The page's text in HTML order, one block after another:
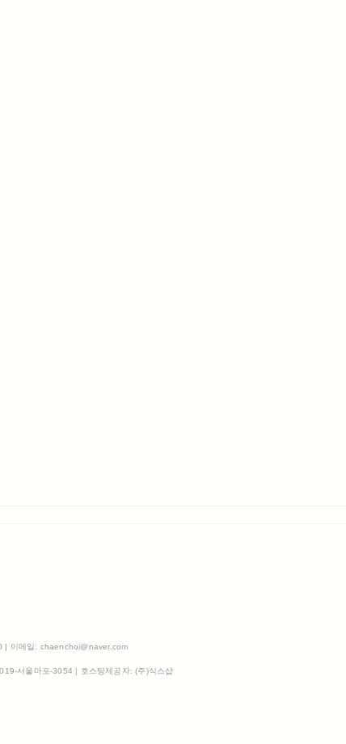
| 이메일: chaenchoi@naver.com
서울마포-3054 | 호스팅제공자: (주)식스샵